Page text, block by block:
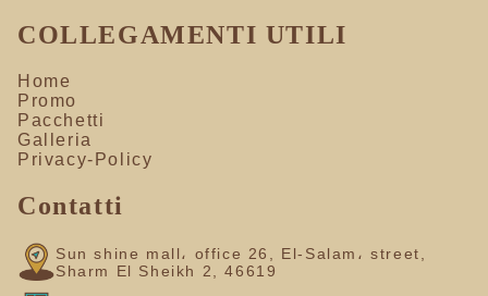
COLLEGAMENTI UTILI
Home
Promo
Pacchetti
Galleria
Privacy-Policy
Contatti
Sun shine mall، office 26, El-Salam، street,
Sharm El Sheikh 2, 46619